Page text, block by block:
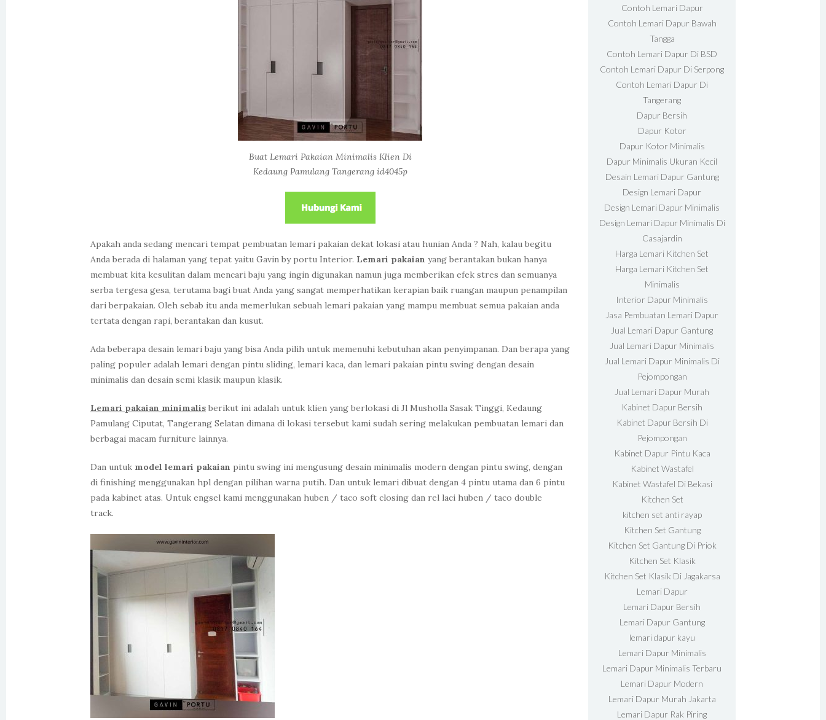
Buat Lemari Pakaian Minimalis Klien Di
Kedaung Pamulang Tangerang id4045p
Apakah anda sedang mencari tempat pembuatan lemari pakaian dekat lokasi atau hunian Anda ? Nah, kalau begitu
Anda berada di halaman yang tepat yaitu Gavin by portu Interior. Lemari pakaian yang berantakan bukan hanya
membuat kita kesulitan dalam mencari baju yang ingin digunakan namun juga memberikan efek stres dan semuanya
serba tergesa gesa, terutama bagi buat Anda yang sangat memperhatikan kerapian baik ruangan maupun penampilan
dari berpakaian. Oleh sebab itu anda memerlukan sebuah lemari pakaian yang mampu membuat semua pakaian anda
tertata dengan rapi, berantakan dan kusut.
Ada beberapa desain lemari baju yang bisa Anda pilih untuk memenuhi kebutuhan akan penyimpanan. Dan berapa yang
paling populer adalah lemari dengan pintu sliding, lemari kaca, dan lemari pakaian pintu swing dengan desain
minimalis dan desain semi klasik maupun klasik.
Lemari pakaian minimalis berikut ini adalah untuk klien yang berlokasi di Jl Musholla Sasak Tinggi, Kedaung
Pamulang Ciputat, Tangerang Selatan dimana di lokasi tersebut kami sudah sering melakukan pembuatan lemari dan
berbagai macam furniture lainnya.
Dan untuk model lemari pakaian pintu swing ini mengusung desain minimalis modern dengan pintu swing, dengan
di finishing menggunakan hpl dengan pilihan warna putih. Dan untuk lemari dibuat dengan 4 pintu utama dan 6 pintu
pada kabinet atas. Untuk engsel kami menggunakan huben / taco soft closing dan rel laci huben / taco double
track.
Contoh Lemari Dapur
Contoh Lemari Dapur Bawah
Tangga
Contoh Lemari Dapur Di BSD
Contoh Lemari Dapur Di Serpong
Contoh Lemari Dapur Di
Tangerang
Dapur Bersih
Dapur Kotor
Dapur Kotor Minimalis
Dapur Minimalis Ukuran Kecil
Desain Lemari Dapur Gantung
Design Lemari Dapur
Design Lemari Dapur Minimalis
Design Lemari Dapur Minimalis Di
Casajardin
Harga Lemari Kitchen Set
Harga Lemari Kitchen Set
Minimalis
Interior Dapur Minimalis
Jasa Pembuatan Lemari Dapur
Jual Lemari Dapur Gantung
Jual Lemari Dapur Minimalis
Jual Lemari Dapur Minimalis Di
Pejompongan
Jual Lemari Dapur Murah
Kabinet Dapur Bersih
Kabinet Dapur Bersih Di
Pejompongan
Kabinet Dapur Pintu Kaca
Kabinet Wastafel
Kabinet Wastafel Di Bekasi
Kitchen Set
kitchen set anti rayap
Kitchen Set Gantung
Kitchen Set Gantung Di Priok
Kitchen Set Klasik
Kitchen Set Klasik Di Jagakarsa
Lemari Dapur
Lemari Dapur Bersih
Lemari Dapur Gantung
lemari dapur kayu
Lemari Dapur Minimalis
Lemari Dapur Minimalis Terbaru
Lemari Dapur Modern
Lemari Dapur Murah Jakarta
Lemari Dapur Rak Piring